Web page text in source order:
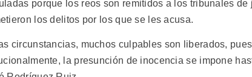
porque los reos son remitidos a los tribunales
los delitos por los que se les acusa.
circunstancias, muchos culpables son liberados,
la presunción de inocencia se impone